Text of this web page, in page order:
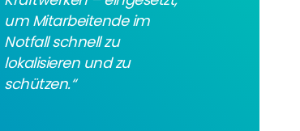
um Mitarbeitende im
Notfall schnell zu
lokalisieren und zu
schützen.“